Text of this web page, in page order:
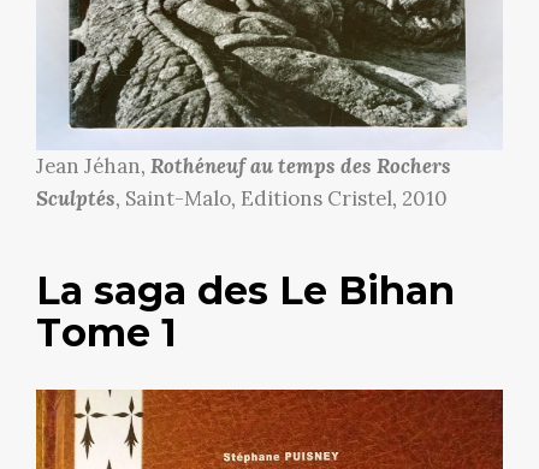
Jean Jéhan, Rothéneuf au temps des Rochers
Sculptés, Saint-Malo, Editions Cristel, 2010
La saga des Le Bihan
Tome 1